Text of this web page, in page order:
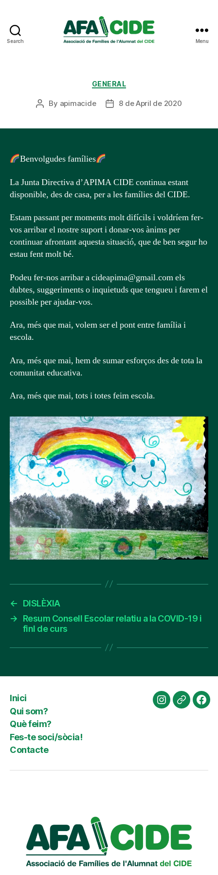
Search Menu
Categories
GENERAL
Post
By apimacide
Post8 de April de 2020
Benvolgudes famílies
La Junta Directiva d’APIMA CIDE continua estant
disponible, des de casa, per a les famílies del CIDE.
Estam passant per moments molt difícils i voldríem fer-
vos arribar el nostre suport i donar-vos ànims per
continuar afrontant aquesta situació, que de ben segur ho
estau fent molt bé.
Podeu fer-nos arribar a cideapima@gmail.com els
dubtes, suggeriments o inquietuds que tengueu i farem el
possible per ajudar-vos.
Ara, més que mai, volem ser el pont entre família i
escola.
Ara, més que mai, hem de sumar esforços des de tota la
comunitat educativa.
Ara, més que mai, tots i totes feim escola.
←
DISLÈXIA
→
Resum Consell Escolar relatiu a la COVID-19 i
finl de curs
Inici
Qui som?
Què feim?
Fes-te soci/sòcia!
Contacte
Instagram
Website